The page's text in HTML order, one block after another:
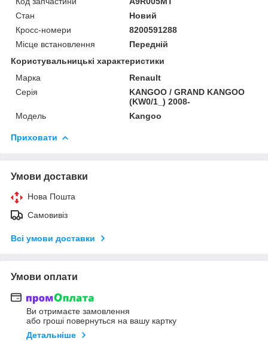
Стан
Новий
Кросс-номери
8200591288
Місце встановлення
Передній
Користувальницькі характеристики
Марка
Renault
Серія
KANGOO / GRAND KANGOO
(KW0/1_) 2008-
Модель
Kangoo
Приховати
Умови доставки
Нова Пошта
Самовивіз
Всі умови доставки
Умови оплати
Ви отримаєте замовлення
або гроші повернуться на вашу картку
Детальніше